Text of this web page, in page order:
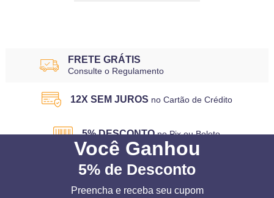
FRETE GRÁTIS
Consulte o Regulamento
12X SEM JUROS no Cartão de Crédito
5% DESCONTO no Pix ou Boleto
Você Ganhou
5% de Desconto
Preencha e receba seu cupom